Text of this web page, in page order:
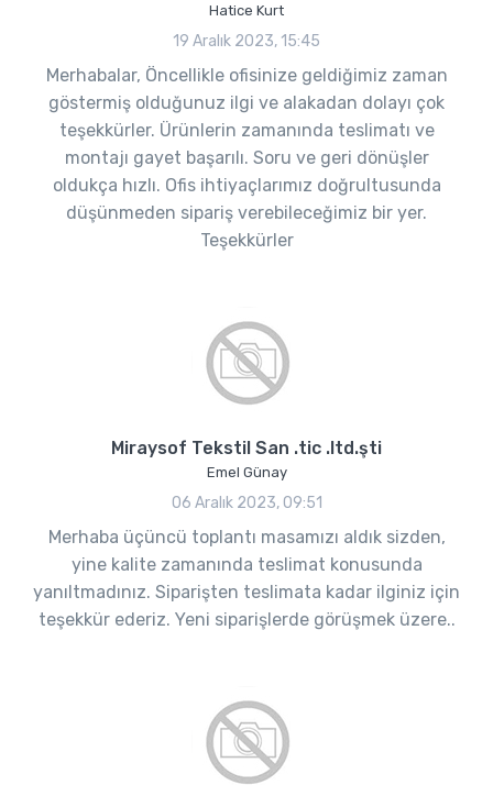
Hatice Kurt
19 Aralık 2023, 15:45
Merhabalar, Öncellikle ofisinize geldiğimiz zaman
göstermiş olduğunuz ilgi ve alakadan dolayı çok
teşekkürler. Ürünlerin zamanında teslimatı ve
montajı gayet başarılı. Soru ve geri dönüşler
oldukça hızlı. Ofis ihtiyaçlarımız doğrultusunda
düşünmeden sipariş verebileceğimiz bir yer.
Teşekkürler
Miraysof Tekstil San .tic .ltd.şti
Emel Günay
06 Aralık 2023, 09:51
Merhaba üçüncü toplantı masamızı aldık sizden,
yine kalite zamanında teslimat konusunda
yanıltmadınız. Siparişten teslimata kadar ilginiz için
teşekkür ederiz. Yeni siparişlerde görüşmek üzere..